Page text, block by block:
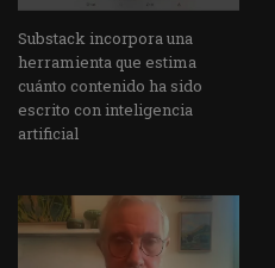
Substack incorpora una
herramienta que estima
cuánto contenido ha sido
escrito con inteligencia
artificial